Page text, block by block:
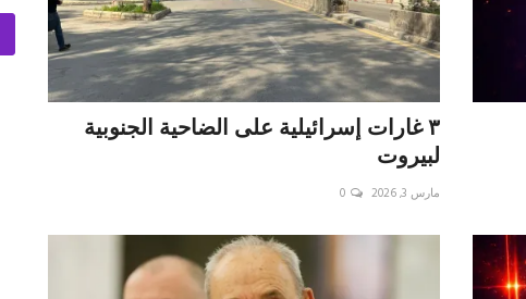
٣ غارات إسرائيلية على الضاحية الجنوبية
لبيروت
مارس 3, 2026 0